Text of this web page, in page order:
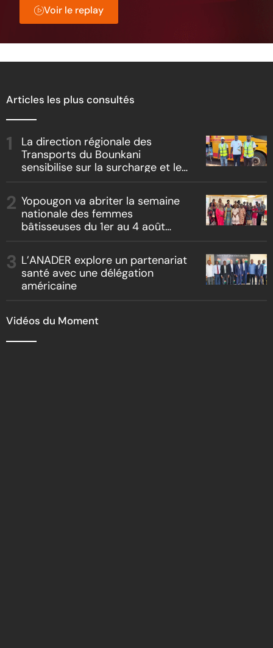
Voir le replay
Articles les plus consultés
La direction régionale des
Transports du Bounkani
sensibilise sur la surcharge et le
Yopougon va abriter la semaine
nationale des femmes
bâtisseuses du 1er au 4 août
L’ANADER explore un partenariat
santé avec une délégation
américaine
Vidéos du Moment